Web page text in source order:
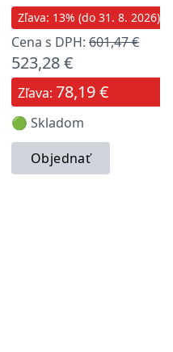
Zľava: 13% (do 31. 8. 2026)
Cena s DPH: 601,47 €
523,28 €
Zľava: 78,19 €
🟢 Skladom
Objednať